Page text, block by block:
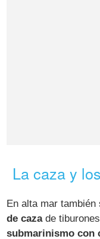
La caza y
En alta mar
de cazade
submarinismo con